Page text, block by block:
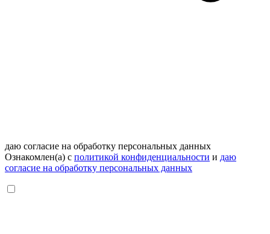
даю согласие на обработку персональных данных
Ознакомлен(а) с политикой конфиденциальности и даю
согласие на обработку персональных данных